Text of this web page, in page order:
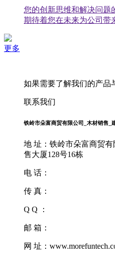
您的创新思维和解决问题
期待着您在未来为公司带
更多
如果需要了解我们的产品
联系我们
铁岭市朵富商贸有限公司_木材销售_
地 址：铁岭市朵富商贸
售大厦128号16栋
电 话：
传 真：
Q Q ：
邮 箱：
网 址：